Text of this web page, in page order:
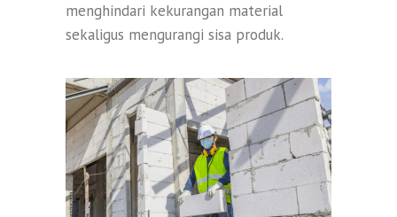
menghindari kekurangan material
sekaligus mengurangi sisa produk.